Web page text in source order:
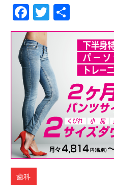
Facebook
Twitter
有
歯科